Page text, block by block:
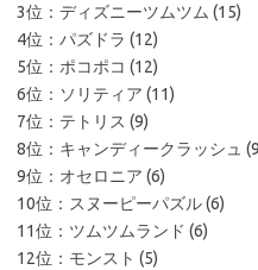
3位：ディズニーツムツム (15)
4位：パズドラ (12)
5位：ポコポコ (12)
6位：ソリティア (11)
7位：テトリス (9)
8位：キャンディークラッシュ
9位：オセロニア (6)
10位：スヌーピーパズル (6)
11位：ツムツムランド (6)
12位：モンスト (5)